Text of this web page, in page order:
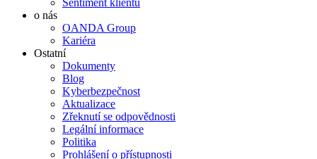
o nás
OANDA Group
Kariéra
Ostatní
Dokumenty
Blog
Kyberbezpečnost
Aktualizace
Zřeknutí se odpovědnosti
Legální informace
Politika
Prohlášení o přístupnosti